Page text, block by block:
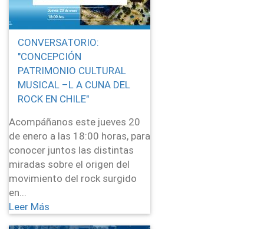
CONVERSATORIO:
"CONCEPCIÓN
PATRIMONIO CULTURAL
MUSICAL –L A CUNA DEL
ROCK EN CHILE"
Acompáñanos este jueves 20
de enero a las 18:00 horas, para
conocer juntos las distintas
miradas sobre el origen del
movimiento del rock surgido
en...
Leer Más